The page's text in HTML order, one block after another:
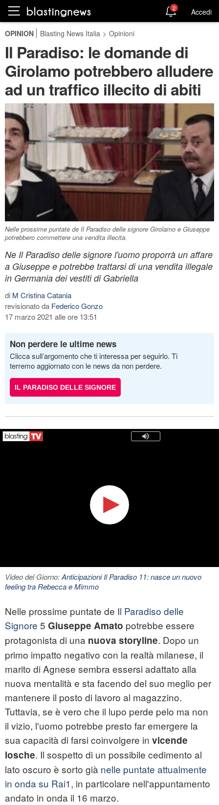
2 Accedi
OPINION Blasting News Italia > Opinioni
Il Paradiso: le domande di
Girolamo potrebbero alludere
ad un traffico illecito di abiti
Nelle prossime puntate de Il Paradiso delle signore Girolamo e Giuseppe
potrebbero commettere una vendita illecita.
Ne Il Paradiso delle signore l'uomo proporrà un affare
a Giuseppe e potrebbe trattarsi di una vendita illegale
in Germania dei vestiti di Gabriella
di M Cristina Catania
revisionato da Federico Gonzo
17 marzo 2021 alle ore 13:51
Non perdere le ultime news
Clicca sull’argomento che ti interessa per seguirlo. Ti
terremo aggiornato con le news da non perdere.
IL PARADISO DELLE SIGNORE
Video del Giorno:Anticipazioni Il Paradiso 11: nasce un nuovo
feeling tra Rebecca e Mimmo
Nelle prossime puntate de Il Paradiso delle
Signore 5 Giuseppe Amato potrebbe essere
protagonista di una nuova storyline. Dopo un
primo impatto negativo con la realtà milanese, il
marito di Agnese sembra essersi adattato alla
nuova mentalità e sta facendo del suo meglio per
mantenere il posto di lavoro al magazzino.
Tuttavia, se è vero che il lupo perde pelo ma non
il vizio, l'uomo potrebbe presto far emergere la
sua capacità di farsi coinvolgere in vicende
losche. Il sospetto di un possibile cedimento al
lato oscuro è sorto già nelle puntate attualmente
in onda su Rai1, in particolare nell'appuntamento
andato in onda il 16 marzo.